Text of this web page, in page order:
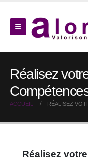
Réalisez
ACCUEIL RÉALISEZ
Réalisez